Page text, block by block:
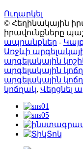
Ուղարկել
© Հեղինակային
իրավունքները
ապրանքներ -
Առջևի
արգելակային
արգելակային
արգելակային
կոճղակ, Վերցնել